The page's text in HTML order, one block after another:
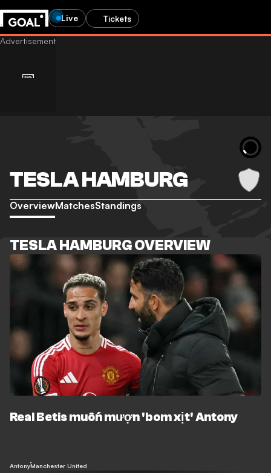
Live Tickets
TESLA HAMBURG
OverviewMatchesStandings
TESLA HAMBURG OVERVIEW
Real Betis muốn mượn 'bom xịt' Antony
AntonyManchester United